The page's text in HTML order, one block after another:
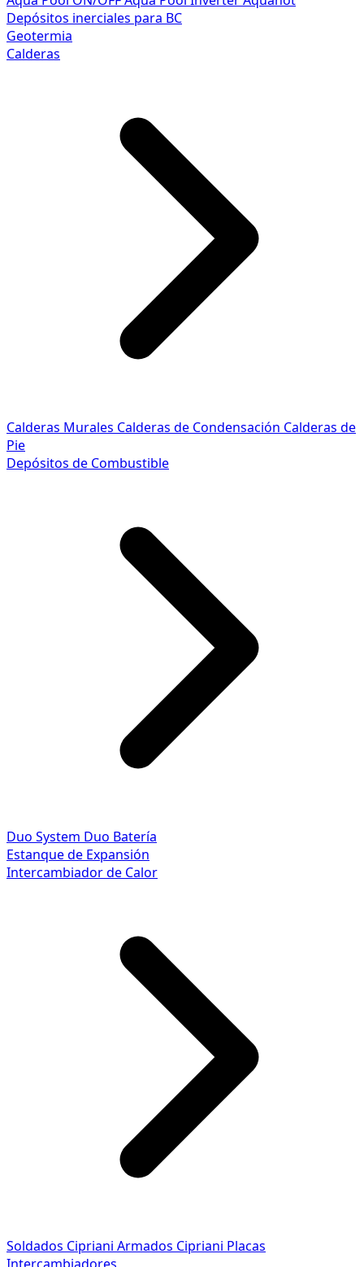
Depósitos inerciales para BC
Geotermia
Calderas
Calderas Murales Calderas de Condensación Calderas de
Pie
Depósitos de Combustible
Duo System Duo Batería
Estanque de Expansión
Intercambiador de Calor
Soldados Cipriani Armados Cipriani Placas